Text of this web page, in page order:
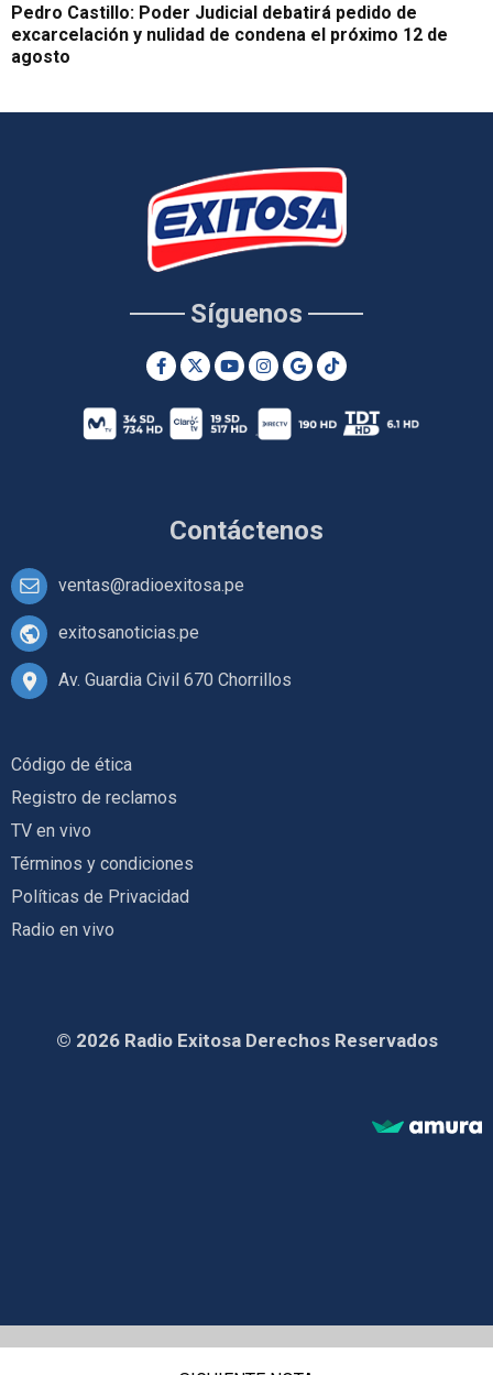
Pedro Castillo: Poder Judicial debatirá pedido de
excarcelación y nulidad de condena el próximo 12 de
agosto
Contáctenos
ventas@radioexitosa.pe
exitosanoticias.pe
Av. Guardia Civil 670 Chorrillos
Síguenos
Código de ética
Registro de reclamos
TV en vivo
Términos y condiciones
Políticas de Privacidad
Radio en vivo
© 2026 Radio Exitosa Derechos Reservados